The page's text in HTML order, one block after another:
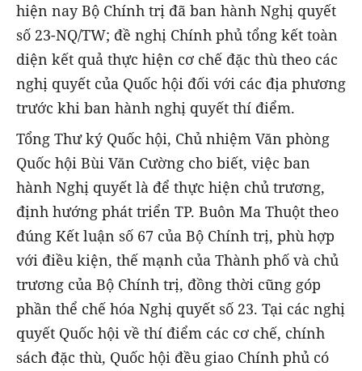
hiện nay Bộ Chính trị đã ban hành Nghị quyết
số 23-NQ/TW; đề nghị Chính phủ tổng kết toàn
diện kết quả thực hiện cơ chế đặc thù theo các
nghị quyết của Quốc hội đối với các địa phương
trước khi ban hành nghị quyết thí điểm.
Tổng Thư ký Quốc hội, Chủ nhiệm Văn phòng
Quốc hội Bùi Văn Cường cho biết, việc ban
hành Nghị quyết là để thực hiện chủ trương,
định hướng phát triển TP. Buôn Ma Thuột theo
đúng Kết luận số 67 của Bộ Chính trị, phù hợp
với điều kiện, thế mạnh của Thành phố và chủ
trương của Bộ Chính trị, đồng thời cũng góp
phần thể chế hóa Nghị quyết số 23. Tại các nghị
quyết Quốc hội về thí điểm các cơ chế, chính
sách đặc thù, Quốc hội đều giao Chính phủ có